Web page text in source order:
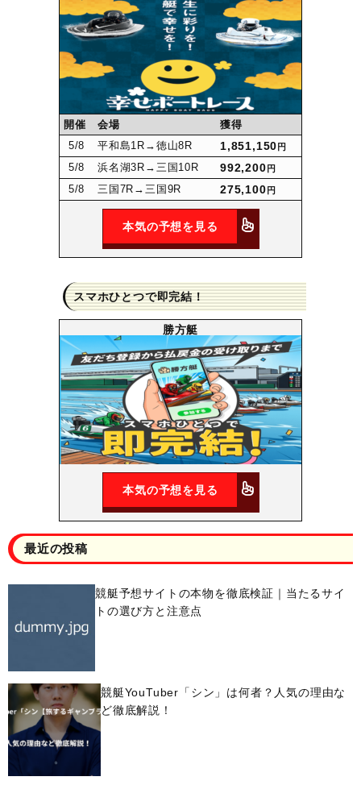
開催 会場
獲得
5/8 平和島1R →徳山8R 1,851,150 円
5/8 浜名湖3R →三国10R 992,200 円
5/8 三国7R →三国9R 275,100 円
本気の予想を見る
スマホひとつで即完結！
勝方艇
本気の予想を見る
最近の投稿
競艇予想サイトの本物を徹底検証｜当たるサイ
トの選び方と注意点
競艇YouTuber「シン」は何者？人気の理由な
ど徹底解説！